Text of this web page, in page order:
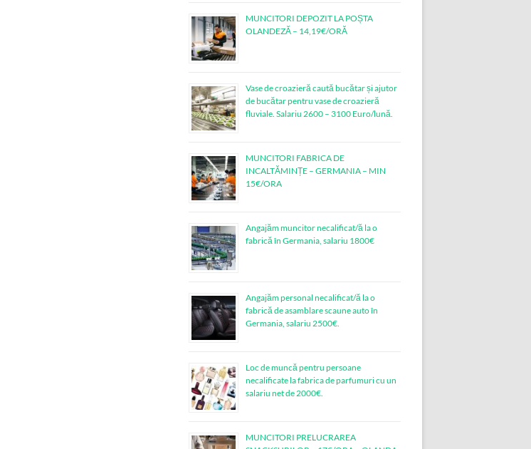
MUNCITORI DEPOZIT LA POȘTA
OLANDEZĂ – 14,19€/ORĂ
Vase de croazieră caută bucătar și ajutor
de bucătar pentru vase de croazieră
fluviale. Salariu 2600 – 3100 Euro/lună.
MUNCITORI FABRICA DE
INCALTĂMINȚE – GERMANIA – MIN
15€/ORA
Angajăm muncitor necalificat/ă la o
fabrică în Germania, salariu 1800€
Angajăm personal necalificat/ă la o
fabrică de asamblare scaune auto în
Germania, salariu 2500€.
Loc de muncǎ pentru persoane
necalificate la fabrica de parfumuri cu un
salariu net de 2000€.
MUNCITORI PRELUCRAREA